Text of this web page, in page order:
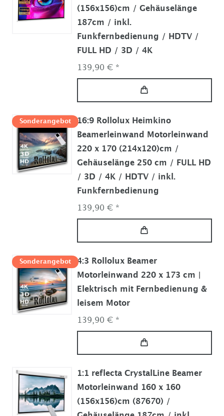
(156x156)cm / Gehäuselänge
187cm / inkl.
Funkfernbedienung / HDTV /
FULL HD / 3D / 4K
139,90 € *
Sonderangebot
16:9 Rollolux Heimkino
Beamerleinwand Motorleinwand
220 x 170 (214x120)cm /
Gehäuselänge 250 cm / FULL HD
/ 3D / 4K / HDTV / inkl.
Funkfernbedienung
139,90 € *
Sonderangebot
4:3 Rollolux Beamer
Motorleinwand 220 x 173 cm |
Elektrisch mit Fernbedienung &
leisem Motor
139,90 € *
1:1 reflecta CrystalLine Beamer
Motorleinwand 160 x 160
(156x156)cm (87670) /